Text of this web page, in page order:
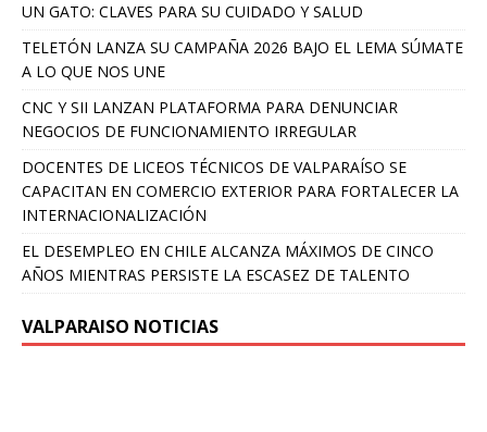
UN GATO: CLAVES PARA SU CUIDADO Y SALUD
TELETÓN LANZA SU CAMPAÑA 2026 BAJO EL LEMA SÚMATE
A LO QUE NOS UNE
CNC Y SII LANZAN PLATAFORMA PARA DENUNCIAR
NEGOCIOS DE FUNCIONAMIENTO IRREGULAR
DOCENTES DE LICEOS TÉCNICOS DE VALPARAÍSO SE
CAPACITAN EN COMERCIO EXTERIOR PARA FORTALECER LA
INTERNACIONALIZACIÓN
EL DESEMPLEO EN CHILE ALCANZA MÁXIMOS DE CINCO
AÑOS MIENTRAS PERSISTE LA ESCASEZ DE TALENTO
VALPARAISO NOTICIAS